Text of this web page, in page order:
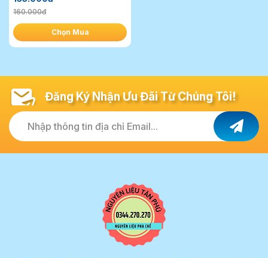
160.000đ
Chọn Mua
Đăng Ký Nhận Ưu Đãi Từ Chúng Tôi!
Nhập thông tin địa chỉ Email...